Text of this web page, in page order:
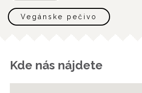
Vegánske pečivo
Kde nás nájdete